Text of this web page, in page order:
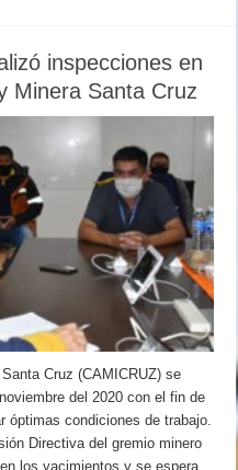
inspecciones en
Minera Santa Cruz
Cruz (CAMICRUZ) se
del 2020 con el fin de
óptimas condiciones de trabajo.
Directiva del gremio minero
los yacimientos y se espera